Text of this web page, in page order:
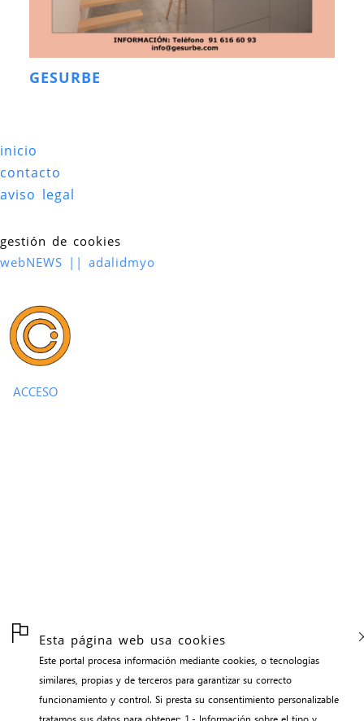
Esta página web usa cookies
Este portal procesa información mediante cookies, o tecnologías
similares, propias y de terceros para garantizar su correcto
funcionamiento y control. Si presta su consentimiento personalizable
GESURBE
inicio
contacto
aviso legal
gestión de cookies
webNEWS || adalidmyo
ACCESO